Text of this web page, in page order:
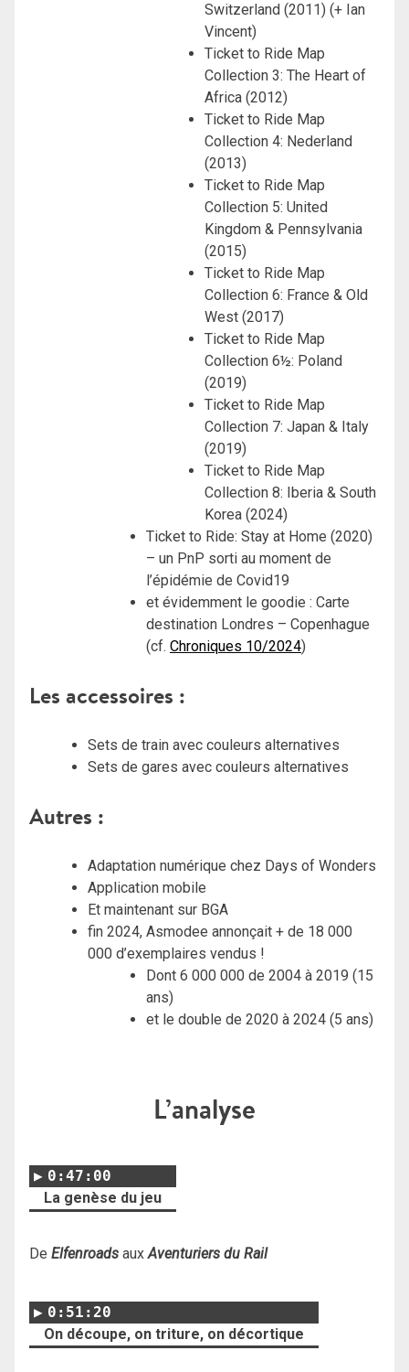
Switzerland (2011) (+ Ian
Vincent)
Ticket to Ride Map
Collection 3: The Heart of
Africa (2012)
Ticket to Ride Map
Collection 4: Nederland
(2013)
Ticket to Ride Map
Collection 5: United
Kingdom & Pennsylvania
(2015)
Ticket to Ride Map
Collection 6: France & Old
West (2017)
Ticket to Ride Map
Collection 6½: Poland
(2019)
Ticket to Ride Map
Collection 7: Japan & Italy
(2019)
Ticket to Ride Map
Collection 8: Iberia & South
Korea (2024)
Ticket to Ride: Stay at Home (2020)
– un PnP sorti au moment de
l’épidémie de Covid19
et évidemment le goodie : Carte
destination Londres – Copenhague
(cf. Chroniques 10/2024)
Les accessoires :
Sets de train avec couleurs alternatives
Sets de gares avec couleurs alternatives
Autres :
Adaptation numérique chez Days of Wonders
Application mobile
Et maintenant sur BGA
fin 2024, Asmodee annonçait + de 18 000
000 d’exemplaires vendus !
Dont 6 000 000 de 2004 à 2019 (15
ans)
et le double de 2020 à 2024 (5 ans)
L’analyse
0:47:00
La genèse du jeu
De Elfenroads auxAventuriers du Rail
0:51:20
On découpe, on triture, on décortique